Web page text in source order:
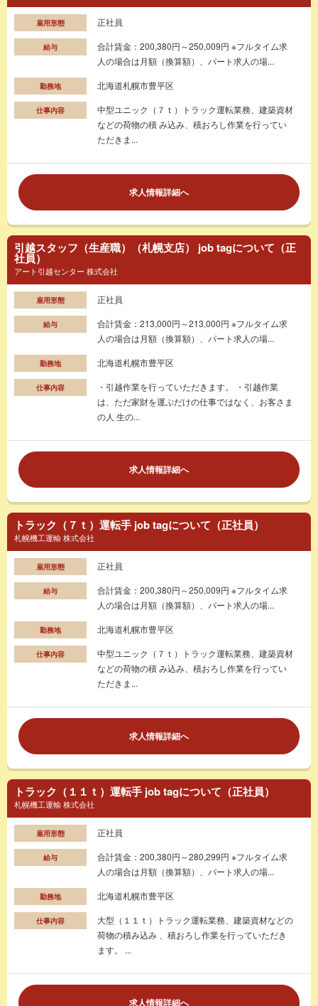
雇用形態 正社員
給与
合計賃金：200,380円～250,009円 ※フルタイム求
人の場合は月額（換算額）、パート求人の場...
勤務地 北海道札幌市豊平区
仕事内容
中型ユニック（７ｔ）トラック運転業務、建築資材
などの荷物の積 み込み、積おろし作業を行ってい
ただきま...
求人情報詳細へ
引越スタッフ（生産職）（札幌支店） job tagについて（正
社員）
アート引越センター 株式会社
雇用形態 正社員
給与
合計賃金：213,000円～213,000円 ※フルタイム求
人の場合は月額（換算額）、パート求人の場...
勤務地 北海道札幌市豊平区
仕事内容
・引越作業を行っていただきます。 ・引越作業
は、ただ家財を運ぶだけの仕事ではなく、お客さま
の人 生の...
求人情報詳細へ
トラック（７ｔ）運転手 job tagについて（正社員）
札幌機工運輸 株式会社
雇用形態 正社員
給与
合計賃金：200,380円～250,009円 ※フルタイム求
人の場合は月額（換算額）、パート求人の場...
勤務地 北海道札幌市豊平区
仕事内容
中型ユニック（７ｔ）トラック運転業務、建築資材
などの荷物の積 み込み、積おろし作業を行ってい
ただきま...
求人情報詳細へ
トラック（１１ｔ）運転手 job tagについて（正社員）
札幌機工運輸 株式会社
雇用形態 正社員
給与
合計賃金：200,380円～280,299円 ※フルタイム求
人の場合は月額（換算額）、パート求人の場...
勤務地 北海道札幌市豊平区
仕事内容
大型（１１ｔ）トラック運転業務、建築資材などの
荷物の積み込み 、積おろし作業を行っていただき
ます。 ...
求人情報詳細へ